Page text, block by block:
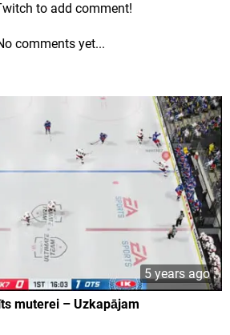
to add comment!
comments yet...
5 years ago
muterei – Uzkapājam